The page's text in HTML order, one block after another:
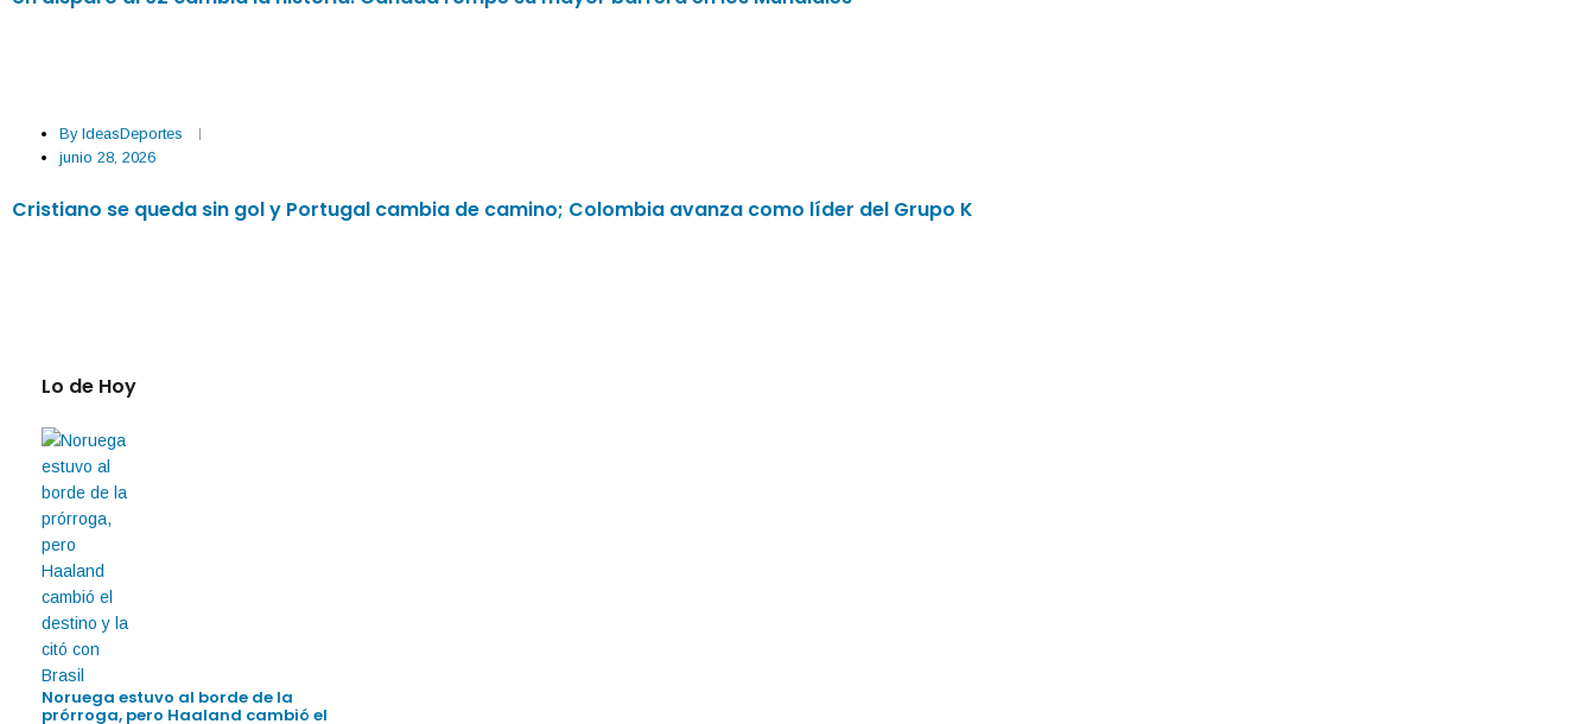
By IdeasDeportes
junio 28, 2026
Cristiano se queda sin gol y Portugal cambia de camino; Colombia avanza como líder del Grupo K
Lo de Hoy
Noruega estuvo al borde de la
prórroga, pero Haaland cambió el